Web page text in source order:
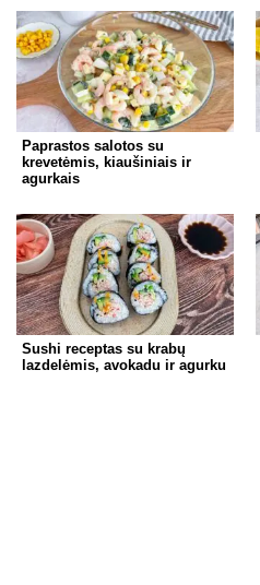
Paprastos salotos su
krevetėmis, kiaušiniais ir
agurkais
Sushi receptas su krabų
lazdelėmis, avokadu ir agurku